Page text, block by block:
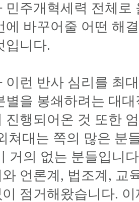
민주개혁세력 전체로
에 바꾸어줄 어떤 해
입니다.
이런 반사 심리를 최
별을 봉쇄하려는 대
진행되어온 것 또한
쳐대는 쪽의 많은 분
거의 없는 분들입니
언론계, 법조계, 교
이 점거해왔습니다.